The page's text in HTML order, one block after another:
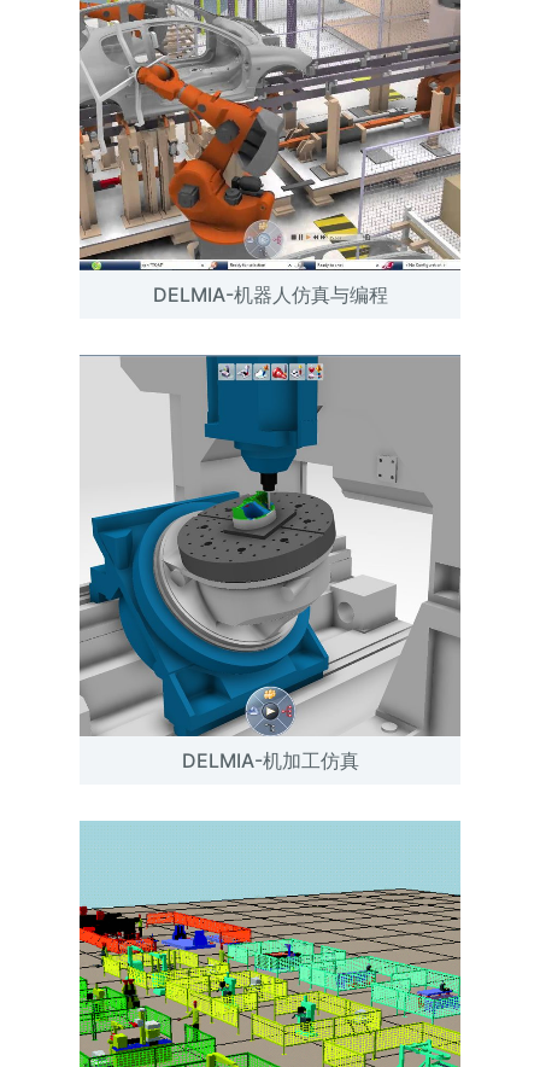
DELMIA-机器人仿真与编程
DELMIA-机加工仿真